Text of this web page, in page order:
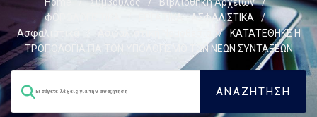
ΦΟΡΟΛΟΓΙΣΤΙΚΑ
ΕΡΓΑΤΙΚΑ - ΑΣΦΑΛΙΣΤΙΚΑ
/
Ασφαλιστικά
/
ΚΑΤΑΤΕΘΗΚΕ Η
ΤΡΟΠΟΛΟΓΙΑ ΓΙΑ ΤΟΝ ΥΠΟΛΟΓΙΣΜΟ ΤΩΝ ΝΕΩΝ ΣΥΝΤΑΞΕΩΝ